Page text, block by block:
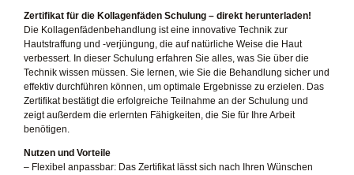
Zertifikat für die Kollagenfäden Schulung – direkt herunterladen!
Die Kollagenfädenbehandlung ist eine innovative Technik zur
Hautstraffung und -verjüngung, die auf natürliche Weise die Haut
verbessert. In dieser Schulung erfahren Sie alles, was Sie über die
Technik wissen müssen. Sie lernen, wie Sie die Behandlung sicher und
effektiv durchführen können, um optimale Ergebnisse zu erzielen. Das
Zertifikat bestätigt die erfolgreiche Teilnahme an der Schulung und
zeigt außerdem die erlernten Fähigkeiten, die Sie für Ihre Arbeit
benötigen.
Nutzen und Vorteile
– Flexibel anpassbar: Das Zertifikat lässt sich nach Ihren Wünschen